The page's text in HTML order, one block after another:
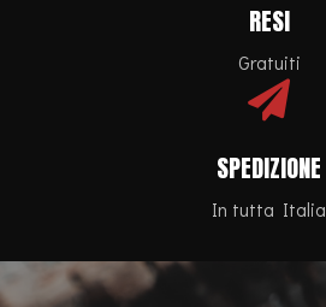
RESI
Gratuiti

SPEDIZIONE
In tutta Italia